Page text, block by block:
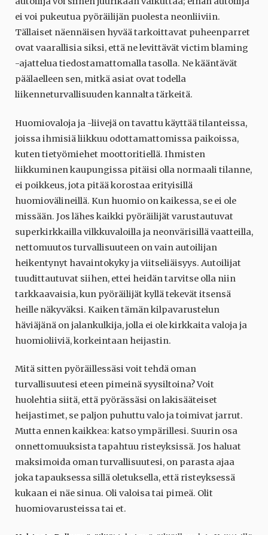
ei voi pukeutua pyöräilijän puolesta neonliiviin.
Tällaiset näennäisen hyvää tarkoittavat puheenparret
ovat vaarallisia siksi, että ne levittävät victim blaming
-ajattelua tiedostamattomalla tasolla. Ne kääntävät
päälaelleen sen, mitkä asiat ovat todella
liikenneturvallisuuden kannalta tärkeitä.
Huomiovaloja ja -liivejä on tavattu käyttää tilanteissa,
joissa ihmisiä liikkuu odottamattomissa paikoissa,
kuten tietyömiehet moottoritiellä. Ihmisten
liikkuminen kaupungissa pitäisi olla normaali tilanne,
ei poikkeus, jota pitää korostaa erityisillä
huomiovälineillä. Kun huomio on kaikessa, se ei ole
missään. Jos lähes kaikki pyöräilijät varustautuvat
superkirkkailla vilkkuvaloilla ja neonvärisillä vaatteilla,
nettomuutos turvallisuuteen on vain autoilijan
heikentynyt havaintokyky ja viitseliäisyys. Autoilijat
tuudittautuvat siihen, ettei heidän tarvitse olla niin
tarkkaavaisia, kun pyöräilijät kyllä tekevät itsensä
heille näkyväksi. Kaiken tämän kilpavarustelun
häviäjänä on jalankulkija, jolla ei ole kirkkaita valoja ja
huomioliiviä, korkeintaan heijastin.
Mitä sitten pyöräillessäsi voit tehdä oman
turvallisuutesi eteen pimeinä syysiltoina? Voit
huolehtia siitä, että pyörässäsi on lakisääteiset
heijastimet, se paljon puhuttu valo ja toimivat jarrut.
Mutta ennen kaikkea: katso ympärillesi. Suurin osa
onnettomuuksista tapahtuu risteyksissä. Jos haluat
maksimoida oman turvallisuutesi, on parasta ajaa
joka tapauksessa sillä oletuksella, että risteyksessä
kukaan ei näe sinua. Oli valoisa tai pimeä. Olit
huomiovarusteissa tai et.